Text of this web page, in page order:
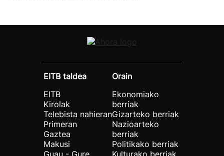
EITB taldea
EITB
Kirolak
Telebista nahieran
Primeran
Gaztea
Makusi
Guau - Gure
Orain
Ekonomiako
berriak
Gizarteko berriak
Nazioarteko
berriak
Politikako berriak
Kulturako berriak